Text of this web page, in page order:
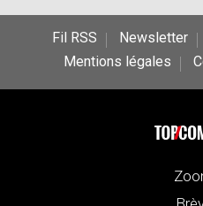
Fil RSS Newsletter
Mentions légales